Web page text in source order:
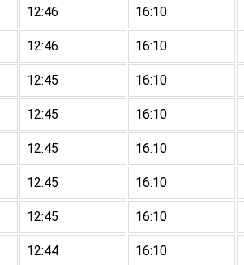
12:46 16:10
12:46 16:10
12:45 16:10
12:45 16:10
12:45 16:10
12:45 16:10
12:45 16:10
12:44 16:10